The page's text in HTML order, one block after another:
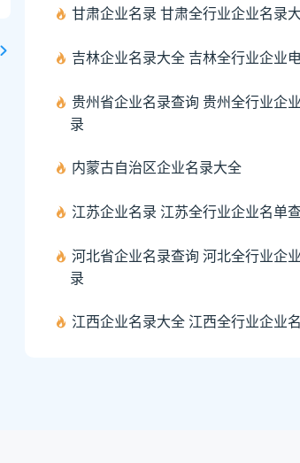
甘肃企业名录 甘肃全行业企业名录
吉林企业名录大全 吉林全行业企业
贵州省企业名录查询 贵州全行业企
录
内蒙古自治区企业名录大全
江苏企业名录 江苏全行业企业名单
河北省企业名录查询 河北全行业企
录
江西企业名录大全 江西全行业企业